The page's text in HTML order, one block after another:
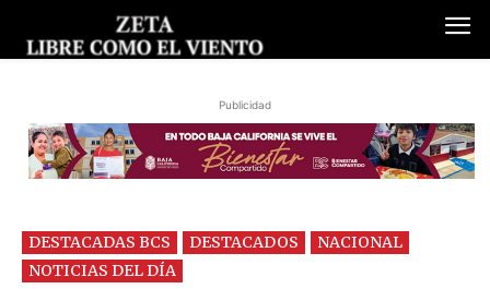
Publicidad
DESTACADAS BCS DESTACADOS
NACIONAL
NOTICIAS DEL DÍA